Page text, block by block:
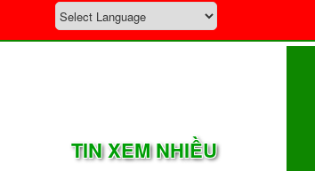
TIN XEM NHIỀU